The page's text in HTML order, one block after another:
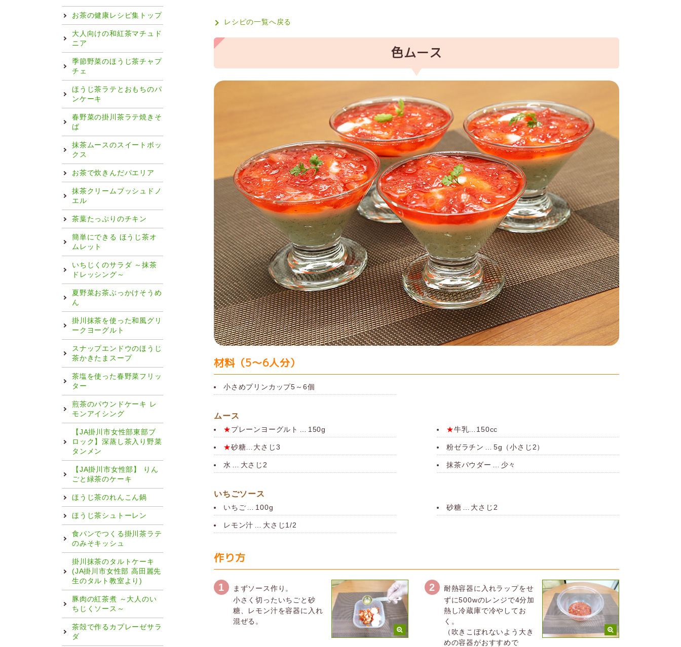
レシピの一覧へ戻る
色ムース
材料（5～6人分）
小さめプリンカップ5～6個
ムース
★プレーンヨーグルト 150g ★牛乳…150cc
★砂糖…大さじ3 粉ゼラチン 5g（小さじ2）
水 大さじ2 抹茶パウダー 少々
いちごソース
いちご 100g 砂糖 大さじ2
レモン汁 大さじ1/2
作り方
1
まずソース作り。
小さく切ったいちごと砂
糖、レモン汁を容器に入れ
混ぜる。
2
耐熱容器に入れラップをせ
ずに500wのレンジで4分加
熱し冷蔵庫で冷やしてお
く。
（吹きこぼれないよう大き
めの容器がおすすめで
お茶の健康レシピ集トップ
大人向けの和紅茶マチュド
ニア
季節野菜のほうじ茶チャプ
チェ
ほうじ茶ラテとおもちのパ
ンケーキ
春野菜の掛川茶ラテ焼きそ
ば
抹茶ムースのスイートボッ
クス
お茶で炊きんだパエリア
抹茶クリームブッシュドノ
エル
茶葉たっぷりのチキン
簡単にできる ほうじ茶オ
ムレット
いちじくのサラダ ～抹茶
ドレッシング～
夏野菜お茶ぶっかけそうめ
ん
掛川抹茶を使った和風グリ
ークヨーグルト
スナップエンドウのほうじ
茶かきたまスープ
茶塩を使った春野菜フリッ
ター
煎茶のパウンドケーキ レ
モンアイシング
【JA掛川市女性部東部ブ
ロック】深蒸し茶入り野菜
タンメン
【JA掛川市女性部】 りん
ごと緑茶のケーキ
ほうじ茶のれんこん鍋
ほうじ茶シュトーレン
食パンでつくる掛川茶ラテ
のみそキッシュ
掛川抹茶のタルトケーキ
(JA掛川市女性部 高田麗先
生のタルト教室より)
豚肉の紅茶煮 ～大人のい
ちじくソース～
茶殻で作るカプレーゼサラ
ダ